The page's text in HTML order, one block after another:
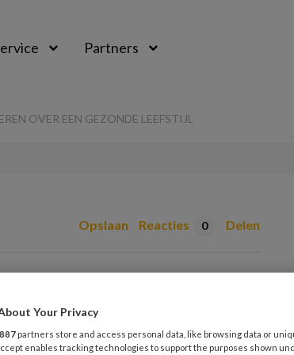
Partners
OVER EEN GEZONDE LEEFSTIJL
Opslaan Reacties 0 Delen
bij
gezonde
Your Privacy
887 partners store and access personal data, like browsing data or
enables tracking technologies to support the purposes shown